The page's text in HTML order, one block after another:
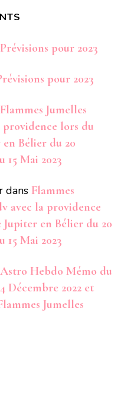
Prévisions pour 2023
pour 2023
Flammes Jumelles
lors du
Bélier du 20
15 Mai 2023
dans Flammes
avec la providence
en Bélier du 20
15 Mai 2023
Astro Hebdo Mémo du
Décembre 2022 et
Jumelles